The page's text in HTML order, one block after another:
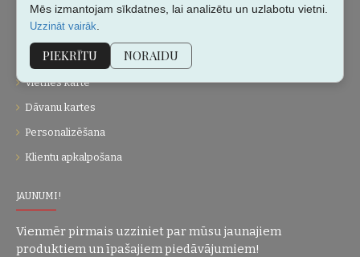
Par mums
Kontakti
Vietnes karte
Dāvanu kartes
Personalizēšana
Klientu apkalpošana
JAUNUMI!
Vienmēr pirmais uzziniet par mūsu jaunajiem
produktiem un īpašajiem piedāvājumiem!
Mēs izmantojam sīkdatnes, lai analizētu un uzlabotu vietni.
Uzzināt vairāk
PIEKRĪTU NORAIDU